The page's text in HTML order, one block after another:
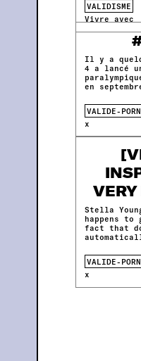
VALIDISME
Vivre avec
Il y a
4 a lancé
en
VALIDE-PORN
x
VERY
Stella
happens
fact that
VALIDE-PORN
x